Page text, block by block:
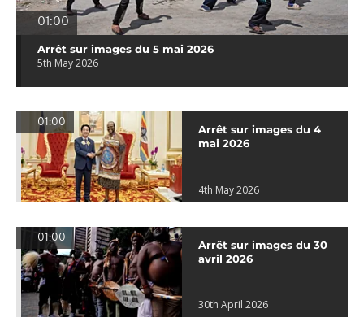
01:00
Arrêt sur images du 5 mai 2026
5th May 2026
01:00
Arrêt sur images du 4
mai 2026
4th May 2026
01:00
Arrêt sur images du 30
avril 2026
30th April 2026